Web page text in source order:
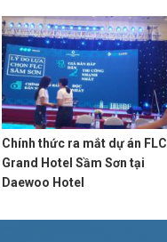
Chính thức ra mắt dự án FLC
Grand Hotel Sầm Sơn tại
Daewoo Hotel